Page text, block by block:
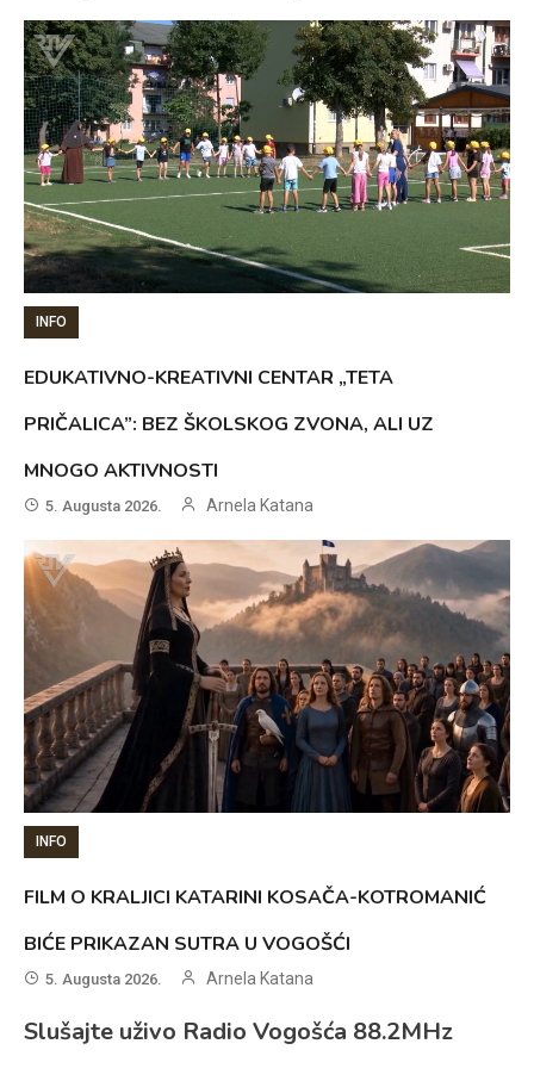
INFO
EDUKATIVNO-KREATIVNI CENTAR „TETA
PRIČALICA”: BEZ ŠKOLSKOG ZVONA, ALI UZ
MNOGO AKTIVNOSTI
5. Augusta 2026. Arnela Katana
INFO
FILM O KRALJICI KATARINI KOSAČA-KOTROMANIĆ
BIĆE PRIKAZAN SUTRA U VOGOŠĆI
5. Augusta 2026. Arnela Katana
Slušajte uživo Radio Vogošća 88.2MHz